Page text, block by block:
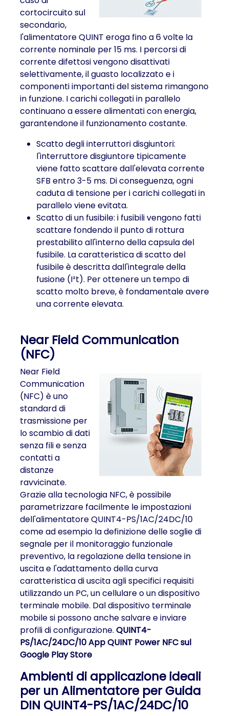
cortocircuito sul
secondario,
l'alimentatore QUINT eroga fino a 6 volte la
corrente nominale per 15 ms. I percorsi di
corrente difettosi vengono disattivati
selettivamente, il guasto localizzato e i
componenti importanti del sistema rimangono
in funzione. I carichi collegati in parallelo
continuano a essere alimentati con energia,
garantendone il funzionamento costante.
Scatto degli interruttori disgiuntori:
l'interruttore disgiuntore tipicamente
viene fatto scattare dall'elevata corrente
SFB entro 3-5 ms. Di conseguenza, ogni
caduta di tensione per i carichi collegati in
parallelo viene evitata.
Scatto di un fusibile: i fusibili vengono fatti
scattare fondendo il punto di rottura
prestabilito all'interno della capsula del
fusibile. La caratteristica di scatto del
fusibile è descritta dall'integrale della
fusione (I²t). Per ottenere un tempo di
scatto molto breve, è fondamentale avere
una corrente elevata.
Near Field Communication
(NFC)
Near Field
Communication
(NFC) è uno
standard di
trasmissione per
lo scambio di dati
senza fili e senza
contatti a
distanze
ravvicinate.
Grazie alla tecnologia NFC, è possibile
parametrizzare facilmente le impostazioni
dell'alimentatore QUINT4-PS/1AC/24DC/10
come ad esempio la definizione delle soglie di
segnale per il monitoraggio funzionale
preventivo, la regolazione della tensione in
uscita e l'adattamento della curva
caratteristica di uscita agli specifici requisiti
utilizzando un PC, un cellulare o un dispositivo
terminale mobile. Dal dispositivo terminale
mobile si possono anche salvare e inviare
profili di configurazione. QUINT4-
PS/1AC/24DC/10 App QUINT Power NFC sul
Google Play Store
Ambienti di applicazione ideali
per un Alimentatore per Guida
DIN QUINT4-PS/1AC/24DC/10